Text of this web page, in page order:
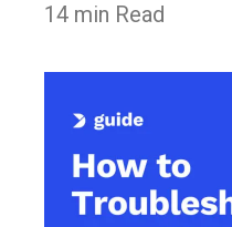
14 min Read